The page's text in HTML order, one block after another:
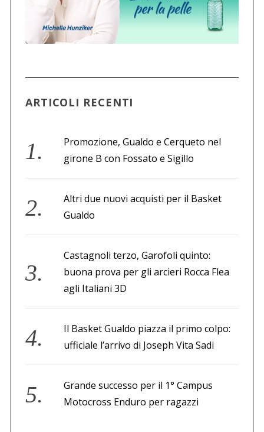
ARTICOLI RECENTI
Promozione, Gualdo e Cerqueto nel
girone B con Fossato e Sigillo
Altri due nuovi acquisti per il Basket
Gualdo
Castagnoli terzo, Garofoli quinto:
buona prova per gli arcieri Rocca Flea
agli Italiani 3D
Il Basket Gualdo piazza il primo colpo:
ufficiale l’arrivo di Joseph Vita Sadi
Grande successo per il 1° Campus
Motocross Enduro per ragazzi